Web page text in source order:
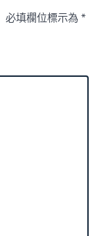
必填欄位標示為*